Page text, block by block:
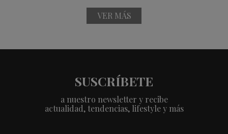
VER MÁS
SUSCRÍBETE
a nuestro newsletter y recibe
actualidad, tendencias, lifestyle y más